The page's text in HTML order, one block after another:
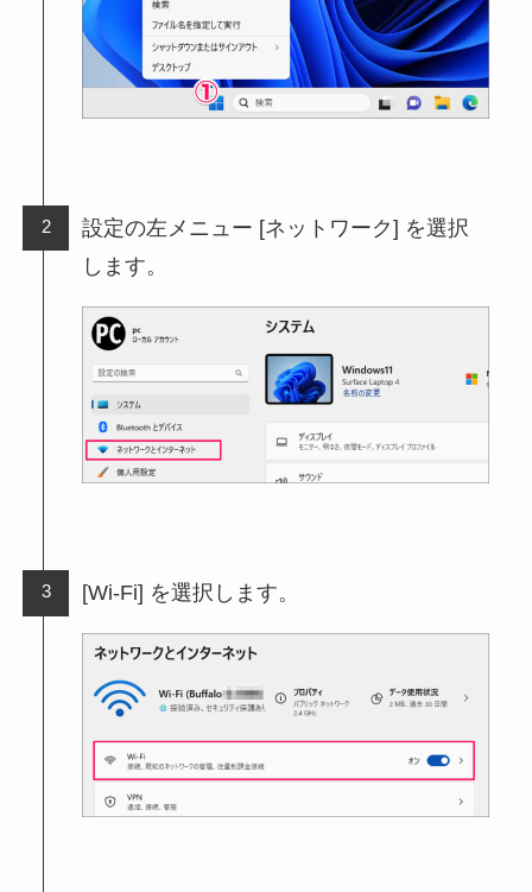
設定の左メニュー [ネットワーク] を選択
します。
[Wi-Fi] を選択します。